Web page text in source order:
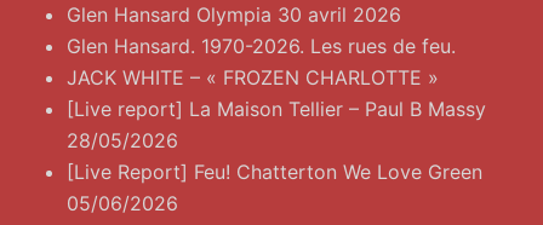
Glen Hansard Olympia 30 avril 2026
Glen Hansard. 1970-2026. Les rues de feu.
JACK WHITE – « FROZEN CHARLOTTE »
[Live report] La Maison Tellier – Paul B Massy
28/05/2026
[Live Report] Feu! Chatterton We Love Green
05/06/2026